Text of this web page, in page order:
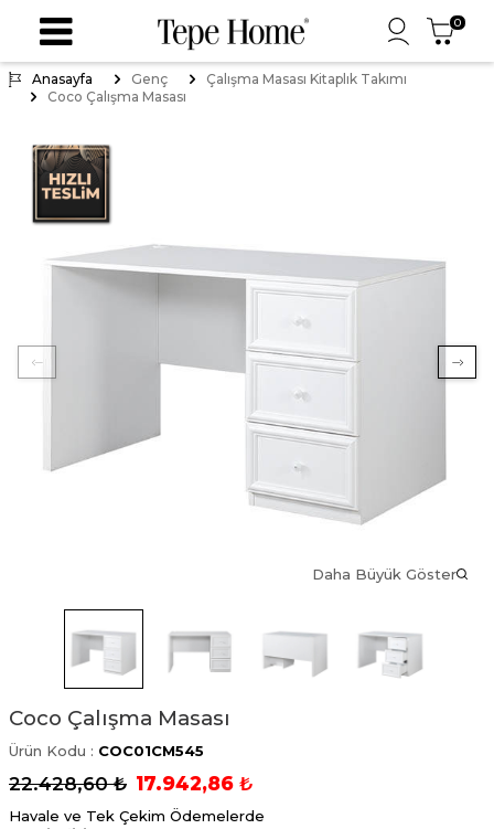
0
Anasayfa Genç
Çalışma Masası Kitaplık Takımı
Coco Çalışma Masası
Daha Büyük Göster
Coco Çalışma Masası
Ürün Kodu : COC01CM545
22.428,60₺ 17.942,86 ₺
Havale ve Tek Çekim Ödemelerde